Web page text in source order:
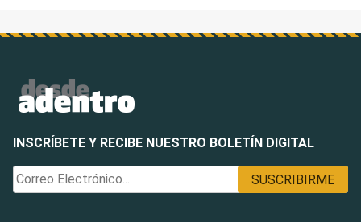
INSCRÍBETE Y RECIBE NUESTRO BOLETÍN DIGITAL